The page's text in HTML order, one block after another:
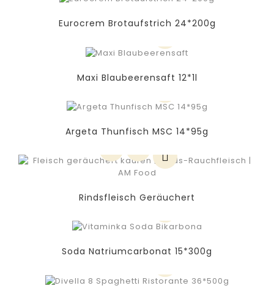
Eurocrem Brotaufstrich 24*200g
Maxi Blaubeerensaft 12*1l
Argeta Thunfisch MSC 14*95g
Rindsfleisch Geräuchert
Soda Natriumcarbonat 15*300g